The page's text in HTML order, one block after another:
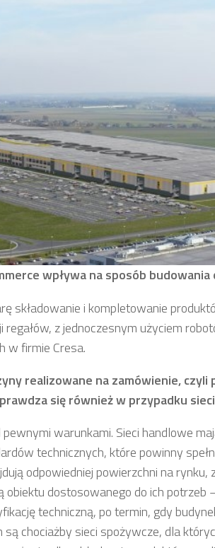
wpływa na sposób
składowanie i kompletowanie
regałów, z jednoczesnym użyciem
w firmie Cresa.
realizowane na zamówienie,
się również w przypadku
pewnymi warunkami. Sieci handlowe
technicznych, które powinny
odpowiedniej powierzchni na
obiektu dostosowanego do ich potrzeb
techniczną, po termin, gdy
są chociażby sieci spożywcze, dla